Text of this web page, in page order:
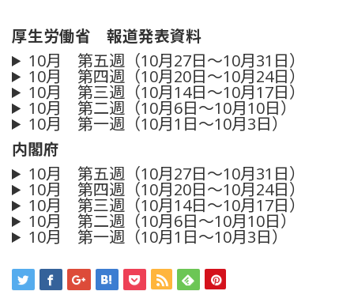
厚生労働省 報道発表資料
10月 第五週（10月27日～10月31日）
10月 第四週（10月20日～10月24日）
10月 第三週（10月14日～10月17日）
10月 第二週（10月6日～10月10日）
10月 第一週（10月1日～10月3日）
内閣府
10月 第五週（10月27日～10月31日）
10月 第四週（10月20日～10月24日）
10月 第三週（10月14日～10月17日）
10月 第二週（10月6日～10月10日）
10月 第一週（10月1日～10月3日）